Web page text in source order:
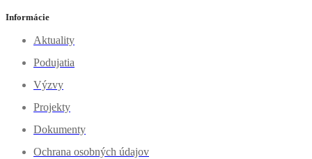
Informácie
Aktuality
Podujatia
Výzvy
Projekty
Dokumenty
Ochrana osobných údajov